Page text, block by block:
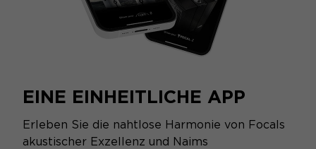
EINE EINHEITLICHE APP
Erleben Sie die nahtlose Harmonie von Focals
akustischer Exzellenz und Naims